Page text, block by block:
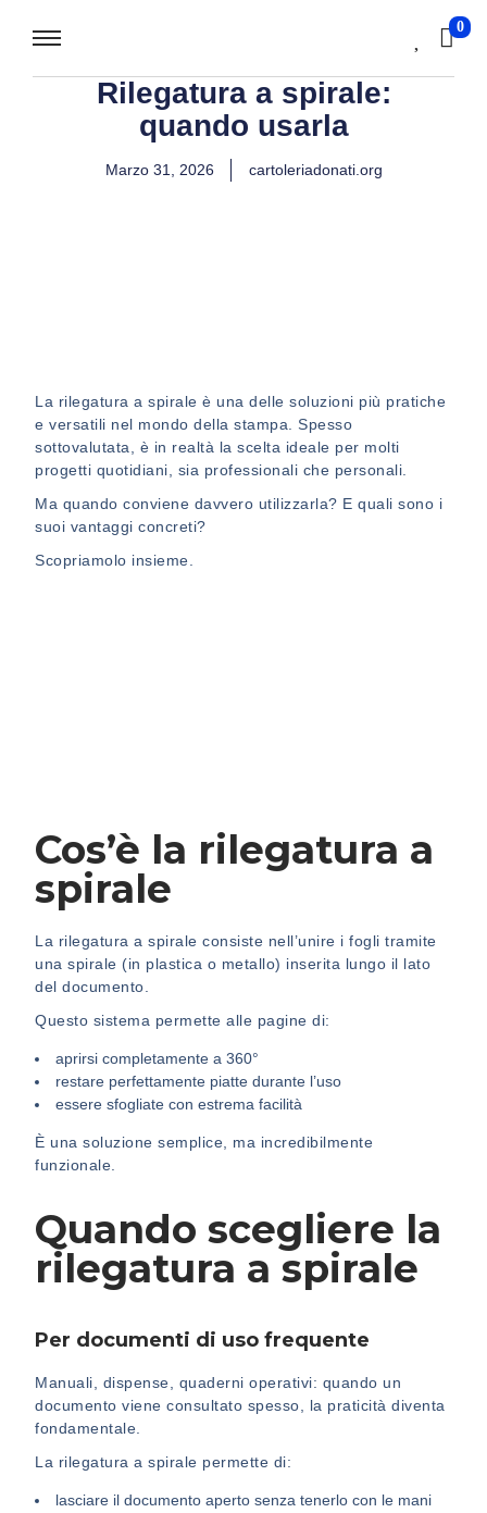
0
Rilegatura a spirale:
quando usarla
Marzo 31, 2026 cartoleriadonati.org
La rilegatura a spirale è una delle soluzioni più pratiche
e versatili nel mondo della stampa. Spesso
sottovalutata, è in realtà la scelta ideale per molti
progetti quotidiani, sia professionali che personali.
Ma quando conviene davvero utilizzarla? E quali sono i
suoi vantaggi concreti?
Scopriamolo insieme.
Cos’è la rilegatura a
spirale
La rilegatura a spirale consiste nell’unire i fogli tramite
una spirale (in plastica o metallo) inserita lungo il lato
del documento.
Questo sistema permette alle pagine di:
aprirsi completamente a 360°
restare perfettamente piatte durante l’uso
essere sfogliate con estrema facilità
È una soluzione semplice, ma incredibilmente
funzionale.
Quando scegliere la
rilegatura a spirale
Per documenti di uso frequente
Manuali, dispense, quaderni operativi: quando un
documento viene consultato spesso, la praticità diventa
fondamentale.
La rilegatura a spirale permette di:
lasciare il documento aperto senza tenerlo con le mani